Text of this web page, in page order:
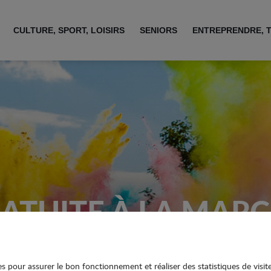
pour assurer le bon fonctionnement et réaliser des statistiques de
CULTURE, SPORT, LOISIRS SENIORS ENTREPRENDRE,
À LA